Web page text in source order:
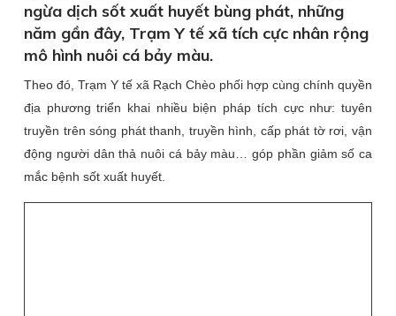
ngừa dịch sốt xuất huyết bùng phát, những
năm gần đây, Trạm Y tế xã tích cực nhân rộng
mô hình nuôi cá bảy màu.
Theo đó, Trạm Y tế xã Rạch Chèo phối hợp cùng chính quyền
địa phương triển khai nhiều biện pháp tích cực như: tuyên
truyền trên sóng phát thanh, truyền hình, cấp phát tờ rơi, vận
động người dân thả nuôi cá bảy màu… góp phần giảm số ca
mắc bệnh sốt xuất huyết.